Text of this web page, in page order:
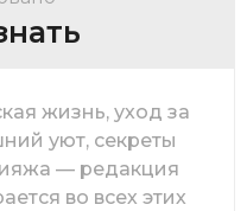
жизнь, уход за
уют, секреты
— редакция
во всех этих